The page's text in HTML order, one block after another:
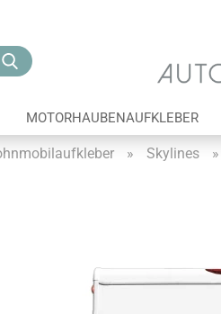
Suche...
MOTORHAUBENAUFKLEBER
» Skylines »